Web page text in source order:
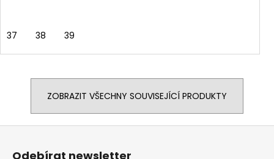
37 38 39
ZOBRAZIT VŠECHNY SOUVISEJÍCÍ PRODUKTY
Z
Odebírat newsletter